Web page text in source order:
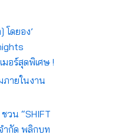
โดยอง’
มอร์สุดพิเศษ !
ภายในงาน
วน “SHIFT
ำกัด พลิกบท